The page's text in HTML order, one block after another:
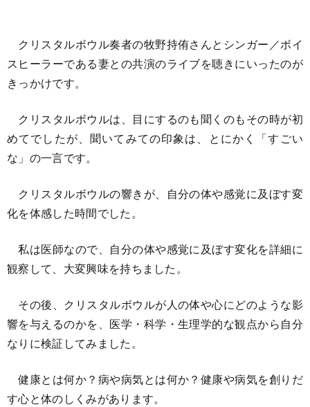
クリスタルボウル奏者の牧野持侑さんとシンガー／ボイ
スヒーラーである妻との共演のライブを聴きにいったのが
きっかけです。
クリスタルボウルは、目にするのも聞くのもその時が初
めてでしたが、聞いてみての印象は、とにかく「すごい
な」の一言です。
クリスタルボウルの響きが、自分の体や感覚に及ぼす変
化を体感した時間でした。
私は医師なので、自分の体や感覚に及ぼす変化を詳細に
観察して、大変興味を持ちました。
その後、クリスタルボウルが人の体や心にどのような影
響を与えるのかを、医学・科学・生理学的な観点から自分
なりに検証してみました。
健康とは何か？病や病気とは何か？健康や病気を創りだ
す心と体のしくみがあります。